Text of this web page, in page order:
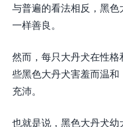
与普遍的看法相反，黑
一样善良。
然而，每只大丹犬在性
些黑色大丹犬害羞而温
充沛。
也就是说，黑色大丹犬